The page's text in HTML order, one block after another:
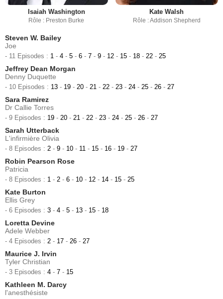
Isaiah Washington
Rôle : Preston Burke
Kate Walsh
Rôle : Addison Shepherd
Steven W. Bailey
Joe
- 11 Episodes : 1 - 4 - 5 - 6 - 7 - 9 - 12 - 15 - 18 - 22 - 25
Jeffrey Dean Morgan
Denny Duquette
- 10 Episodes : 13 - 19 - 20 - 21 - 22 - 23 - 24 - 25 - 26 - 27
Sara Ramirez
Dr Callie Torres
- 9 Episodes : 19 - 20 - 21 - 22 - 23 - 24 - 25 - 26 - 27
Sarah Utterback
L'infirmière Olivia
- 8 Episodes : 2 - 9 - 10 - 11 - 15 - 16 - 19 - 27
Robin Pearson Rose
Patricia
- 8 Episodes : 1 - 2 - 6 - 10 - 12 - 14 - 15 - 25
Kate Burton
Ellis Grey
- 6 Episodes : 3 - 4 - 5 - 13 - 15 - 18
Loretta Devine
Adele Webber
- 4 Episodes : 2 - 17 - 26 - 27
Maurice J. Irvin
Tyler Christian
- 3 Episodes : 4 - 7 - 15
Kathleen M. Darcy
l'anesthésiste